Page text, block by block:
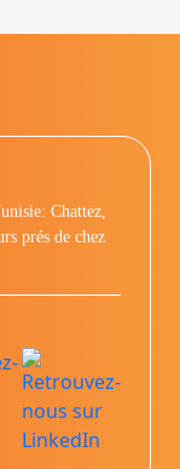
Chattez,
prés de chez